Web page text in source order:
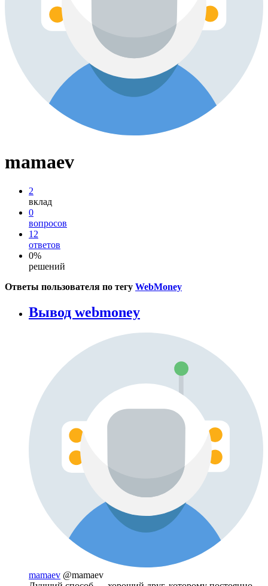
mamaev
2
вклад
0
вопросов
12
ответов
0%
решений
Ответы пользователя по тегу WebMoney
Вывод webmoney
mamaev @mamaev